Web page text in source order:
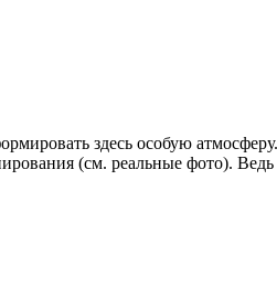
здесь особую
(см. реальные фото). Ведь